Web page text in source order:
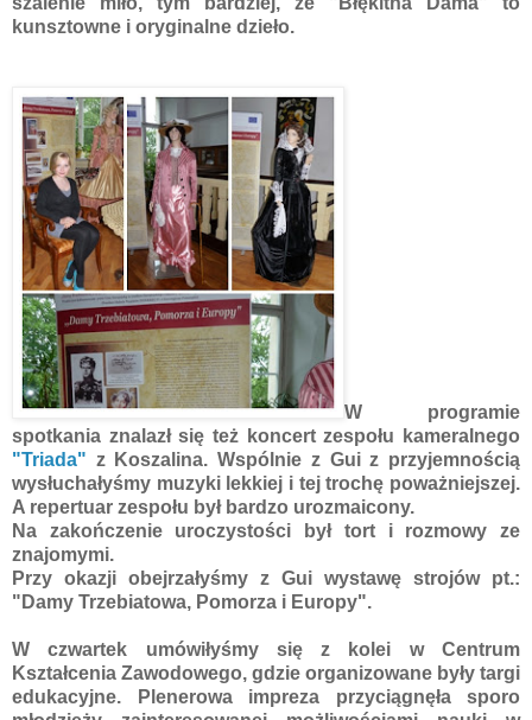
kunsztowne i oryginalne dzieło.
W programie
spotkania znalazł się też koncert zespołu kameralnego
"Triada" z Koszalina. Wspólnie z Gui z przyjemnością
wysłuchałyśmy muzyki lekkiej i tej trochę poważniejszej.
A repertuar zespołu był bardzo urozmaicony.
Na zakończenie uroczystości był tort i rozmowy ze
znajomymi.
Przy okazji obejrzałyśmy z Gui wystawę strojów pt.:
"Damy Trzebiatowa, Pomorza i Europy".
W czwartek umówiłyśmy się z kolei w Centrum
Kształcenia Zawodowego, gdzie organizowane były targi
edukacyjne. Plenerowa impreza przyciągnęła sporo